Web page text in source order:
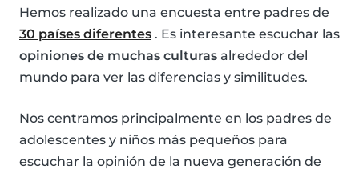
Hemos realizado una encuesta entre padres de
30 países diferentes . Es interesante escuchar las
opiniones de muchas culturas alrededor del
mundo para ver las diferencias y similitudes.
Nos centramos principalmente en los padres de
adolescentes y niños más pequeños para
escuchar la opinión de la nueva generación de